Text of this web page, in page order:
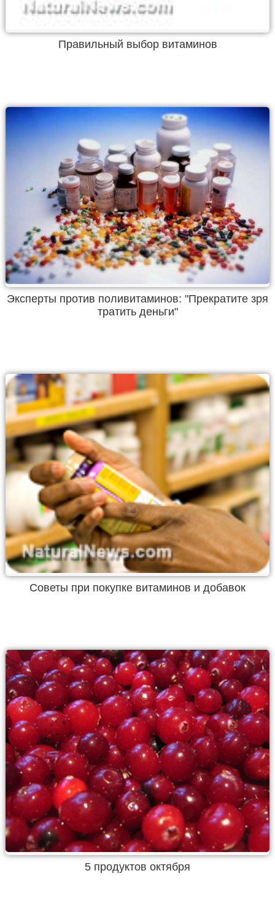
Правильный выбор витаминов
Эксперты против поливитаминов: "Прекратите зря
тратить деньги"
Советы при покупке витаминов и добавок
5 продуктов октября